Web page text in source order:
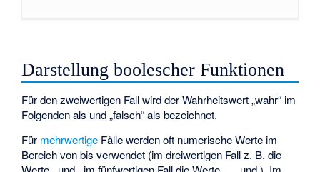
Darstellung boolescher Funktionen
Für den zweiwertigen Fall wird der Wahrheitswert „wahr“ im
Folgenden als und „falsch“ alsbezeichnet.
Für mehrwertige Fälle werden oft numerische Werte im
Bereich vonbisverwendet (im dreiwertigen Fall z. B. die